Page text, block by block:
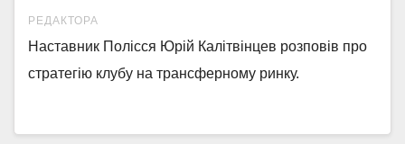
РЕДАКТОРА
Наставник Полісся Юрій Калітвінцев розповів про
стратегію клубу на трансферному ринку.